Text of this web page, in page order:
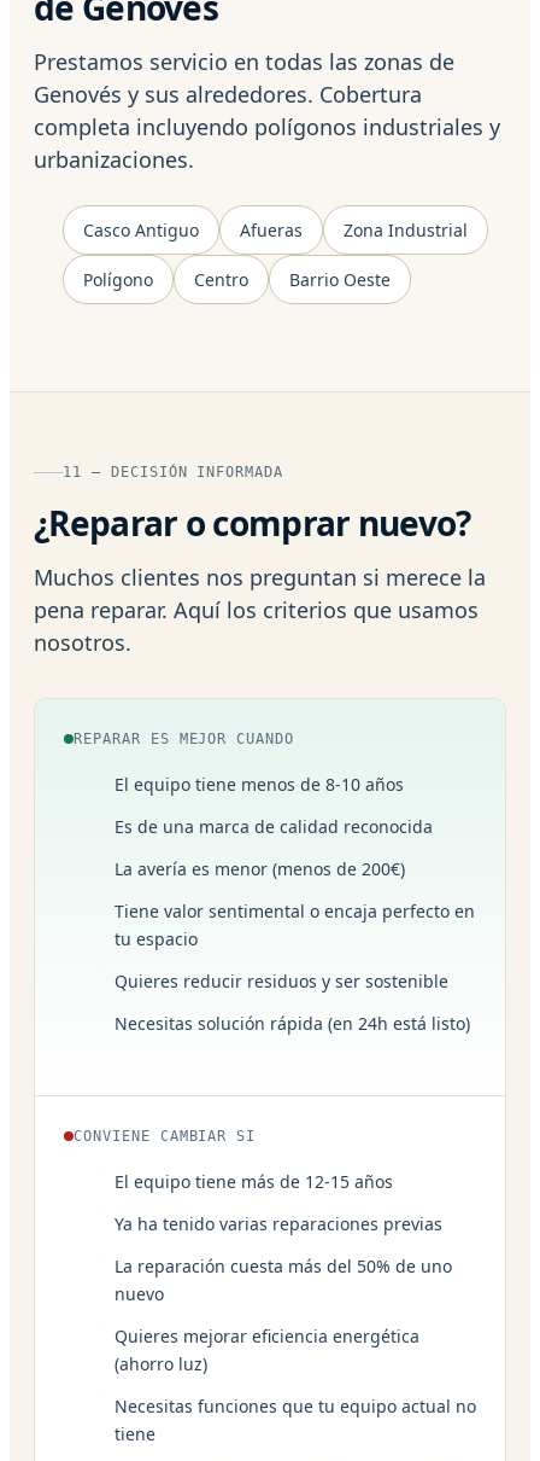
Prestamos servicio en todas las zonas de
Genovés y sus alrededores. Cobertura
completa incluyendo polígonos industriales y
urbanizaciones.
Casco Antiguo Afueras Zona Industrial
Polígono Centro Barrio Oeste
11 — DECISIÓN INFORMADA
¿Reparar o comprar nuevo?
Muchos clientes nos preguntan si merece la
pena reparar. Aquí los criterios que usamos
nosotros.
REPARAR ES MEJOR CUANDO
El equipo tiene menos de 8-10 años
Es de una marca de calidad reconocida
La avería es menor (menos de 200€)
Tiene valor sentimental o encaja perfecto en
tu espacio
Quieres reducir residuos y ser sostenible
Necesitas solución rápida (en 24h está listo)
CONVIENE CAMBIAR SI
El equipo tiene más de 12-15 años
Ya ha tenido varias reparaciones previas
La reparación cuesta más del 50% de uno
nuevo
Quieres mejorar eficiencia energética
(ahorro luz)
Necesitas funciones que tu equipo actual no
tiene